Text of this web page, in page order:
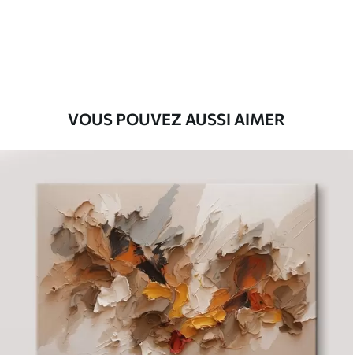
VOUS POUVEZ AUSSI AIMER